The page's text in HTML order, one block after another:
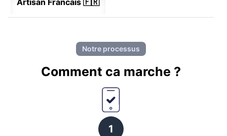
Artisan Francais 🇫🇷
Notre processus
Comment ca marche ?
1